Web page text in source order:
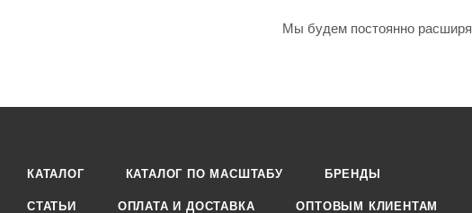
Мы будем постоянно
КАТАЛОГ КАТАЛОГ ПО МАСШТАБУ БРЕНДЫ
СТАТЬИ ОПЛАТА И ДОСТАВКА ОПТОВЫМ КЛИЕНТАМ